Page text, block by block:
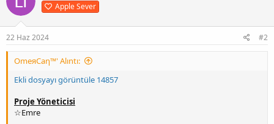
r
:
Apple Sever
22 Haz 2024 #2
OmeяCaη™' Alıntı:
Ekli dosyayı görüntüle 14857
Proje Yöneticisi
☆Emre